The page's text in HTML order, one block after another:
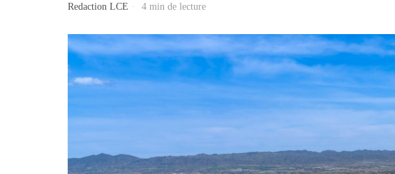
Redaction LCE 4 min de lecture